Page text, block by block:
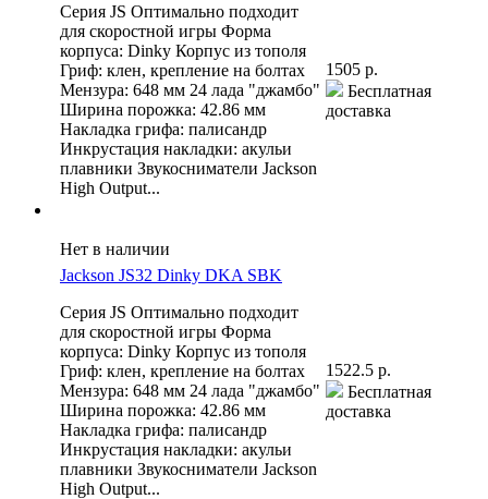
Серия JS Оптимально подходит
для скоростной игры Форма
корпуса: Dinky Корпус из тополя
Гриф: клен, крепление на болтах
Мензура: 648 мм 24 лада "джамбо"
Ширина порожка: 42.86 мм
Накладка грифа: палисандр
Инкрустация накладки: акульи
плавники Звукосниматели Jackson
High Output...
1505 р.
Бесплатная
доставка
Нет в наличии
Jackson JS32 Dinky DKA SBK
Серия JS Оптимально подходит
для скоростной игры Форма
корпуса: Dinky Корпус из тополя
Гриф: клен, крепление на болтах
Мензура: 648 мм 24 лада "джамбо"
Ширина порожка: 42.86 мм
Накладка грифа: палисандр
Инкрустация накладки: акульи
плавники Звукосниматели Jackson
High Output...
1522.5 р.
Бесплатная
доставка